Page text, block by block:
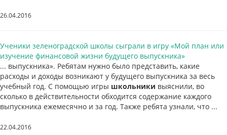
26.04.2016
Ученики зеленоградской школы сыграли в игру «Мой план или
изучение финансовой жизни будущего выпускника»
... выпускника». Ребятам нужно было представить, какие
расходы и доходы возникают у будущего выпускника за весь
учебный год. С помощью игры школьники выяснили, во
сколько в действительности обходится содержание каждого
выпускника ежемесячно и за год. Также ребята узнали, что ...
22.04.2016